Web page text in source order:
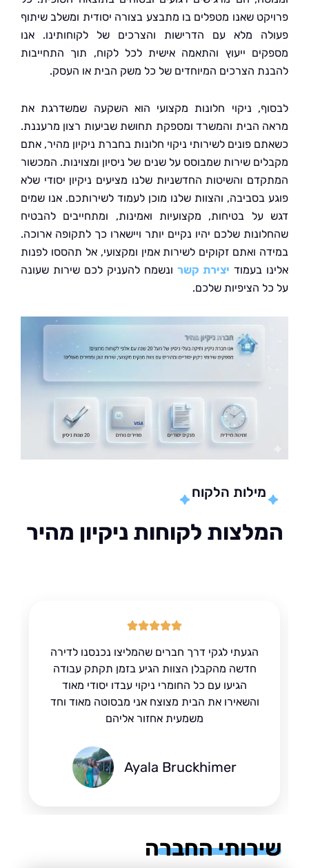
שאנו מטפלים בו מתבצע בצורה יסודית ומשלב שיתוף
מלא עם הדרישות והצרכים של לקוחותינו. אנו
ייעוץ והתאמה אישית לכל לקוח, תוך התחייבות
הצרכים המיוחדים של כל משק הבית או העסק.
ניקוי חלונות מקצועי הוא השקעה שמשדרגת את
הבית והמשרד ומספקת תחושת שביעות רצון מרעננת.
פונים לשירותי ניקוי חלונות בחברת ניקיון מהיר, אתם
שירות שמבוסס על שנים של ניסיון ומצוינות. המכשור
והשיטות החדשניות שלנו מציעים ניקיון יסודי שלא
בסביבה, והצוות שלנו מוכן לעמוד לשירותכם. אנו שמים
בטיחות, מקצועיות ואמינות, ומתחייבים להבטיח
שלכם יהיו נקיים יותר ויישארו כך לתקופה ארוכה.
ואתם זקוקים לשירות אמין ומקצועי, אל תהססו לפנות
בעמודיצירת קשרונשמח להעניק לכם שירות שעונה
הציפיות שלכם.
מילות הלקוח
לקוחות ניקיון מהיר
הגעתי לגקי דרך חברים שהמליצו נכנסנו לדירה
חדשה מהקבלן הצוות הגיע בזמן תקתק עבודה
הגיעו עם כל החומרי ניקוי עבדו יסודי מאוד
והשאירו את הבית מצוצח אני מבסוטה מאוד וחד
משמעית אחזור אליהם
Ayala Bruckhimer
החברה